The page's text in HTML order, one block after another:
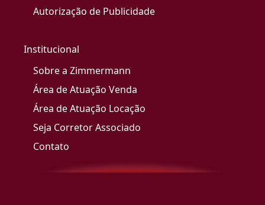
Autorização de Publicidade
Institucional
Sobre a Zimmermann
Área de Atuação Venda
Área de Atuação Locação
Seja Corretor Associado
Contato